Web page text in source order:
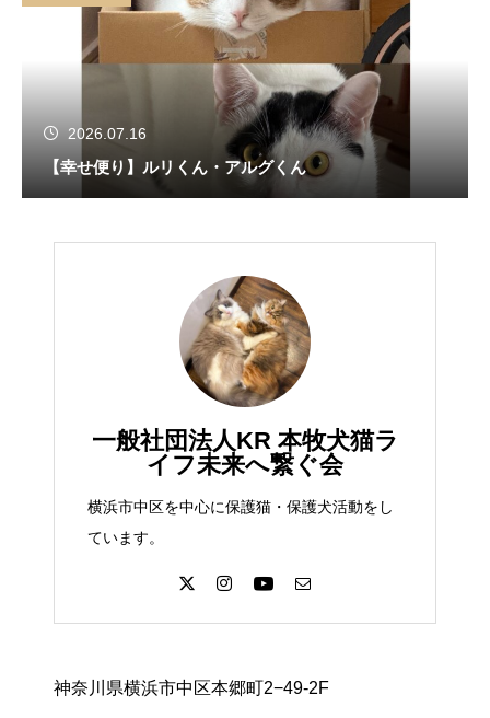
2026.07.16
【幸せ便り】ルリくん・アルグくん
一般社団法人KR 本牧犬猫ラ
イフ未来へ繋ぐ会
横浜市中区を中心に保護猫・保護犬活動をし
ています。
神奈川県横浜市中区本郷町2−49-2F